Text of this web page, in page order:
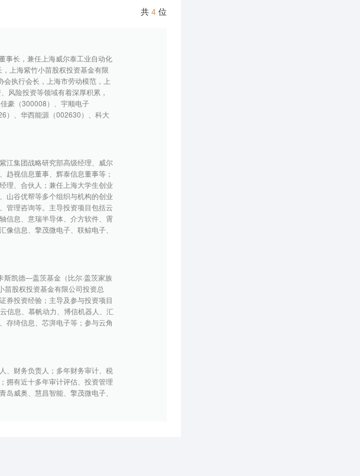
共 4 位
事长，兼任上海威尔泰工业自动化
上海紫竹小苗股权投资基金有限
执行会长，上海市劳动模范，上
风险投资等领域有着深厚积累，
豪（300008）、宇顺电子
）、华西能源（002630）、科大
江集团战略研究部高级经理、威尔
视信息董事、辉泰信息董事等；
理、合伙人；兼任上海大学生创业
山谷优帮等多个组织与机构的创业
管理咨询等。主导投资项目包括云
信息、意瑞半导体、介方软件、霄
信息、擎茂微电子、联鲸电子、
凯德—盖茨基金（比尔·盖茨家族
苗股权投资基金有限公司投资总
券投资经验；主导及参与投资项目
信息、慕帆动力、博信机器人、汇
存绮信息、芯湃电子等；参与云角
、财务负责人；多年财务审计、税
拥有近十多年审计评估、投资管理
威奥、慧昌智能、擎茂微电子、